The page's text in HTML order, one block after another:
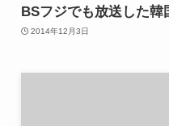
BSフジでも放送した韓
2014年12月3日